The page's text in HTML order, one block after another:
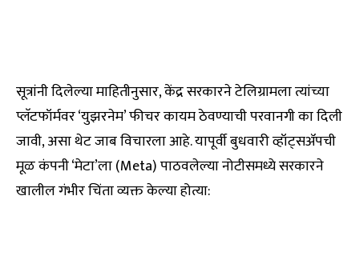
सूत्रांनी दिलेल्या माहितीनुसार, केंद्र सरकारने टेलिग्रामला त्यांच्या
प्लॅटफॉर्मवर ‘युझरनेम’ फीचर कायम ठेवण्याची परवानगी का दिली
जावी, असा थेट जाब विचारला आहे. यापूर्वी बुधवारी व्हॉट्सॲपची
मूळ कंपनी ‘मेटा’ला (Meta) पाठवलेल्या नोटीसमध्ये सरकारने
खालील गंभीर चिंता व्यक्त केल्या होत्या: